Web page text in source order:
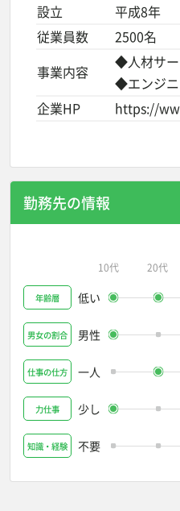
設立
平成8年
従業員数
2500名
事業内容
◆人材サ
◆エンジ
企業HP
https://
勤務先の情報
10代 20代
年齢層 低い
男女の割合 男性
仕事の仕方 一人
力仕事 少し
知識・経験 不要